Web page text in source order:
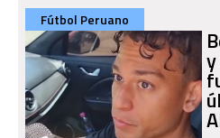
Fútbol Peruano